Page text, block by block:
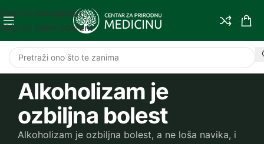
Skip to navigation
Skip to main content
Alkoholizam je
ozbiljna bolest
Alkoholizam je ozbiljna bolest, a ne loša navika, i